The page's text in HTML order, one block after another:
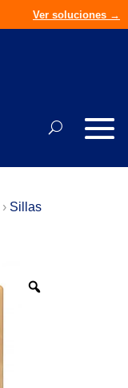
Presupuesto →
Ver soluciones →
› Sillas